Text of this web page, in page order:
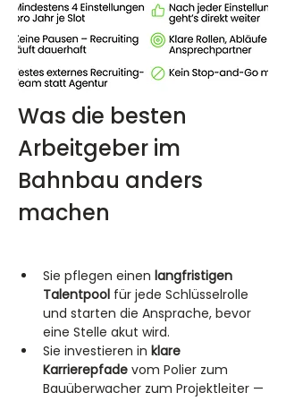
Was die besten
Arbeitgeber im
Bahnbau anders
machen
Sie pflegen einen langfristigen
Talentpool für jede Schlüsselrolle
und starten die Ansprache, bevor
eine Stelle akut wird.
Sie investieren in klare
Karrierepfade vom Polier zum
Bauüberwacher zum Projektleiter —